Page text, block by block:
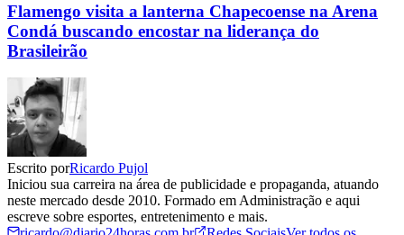
Flamengo visita a lanterna Chapecoense na Arena
Condá buscando encostar na liderança do
Brasileirão
Escrito porRicardo Pujol
Iniciou sua carreira na área de publicidade e propaganda, atuando
neste mercado desde 2010. Formado em Administração e aqui
escreve sobre esportes, entretenimento e mais.